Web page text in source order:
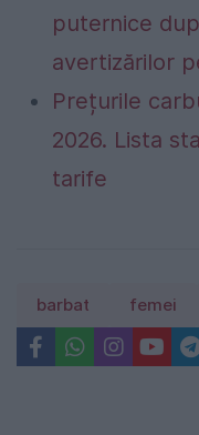
puternice
avertizărilor
Prețurile
2026. Lista
tarife
barbat femei